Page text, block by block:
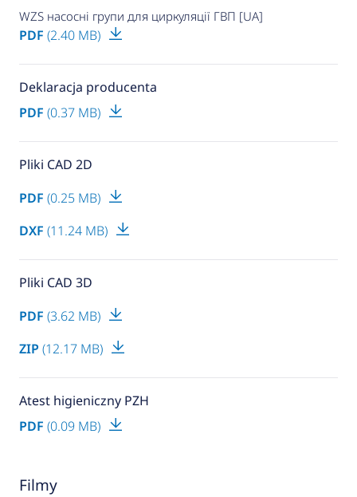
WZS насосні групи для циркуляції ГВП [UA]
PDF (2.40 MB)
Deklaracja producenta
PDF (0.37 MB)
Pliki CAD 2D
PDF (0.25 MB)
DXF (11.24 MB)
Pliki CAD 3D
PDF (3.62 MB)
ZIP (12.17 MB)
Atest higieniczny PZH
PDF (0.09 MB)
Filmy